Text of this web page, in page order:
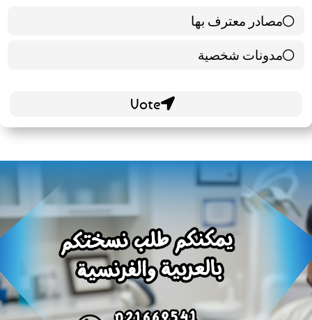
مصادر معترف بها
39 ( 65 % )
مدونات شخصية
21 ( 35 % )